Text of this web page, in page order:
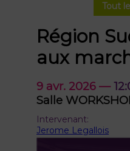
Tout
Région
aux
9 avr. 2026 —
Salle
Intervenant:
Jerome Legallois